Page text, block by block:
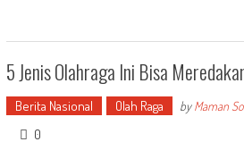
5 Jenis Olahraga Ini Bisa
Berita Nasional Olah Raga byMaman
0